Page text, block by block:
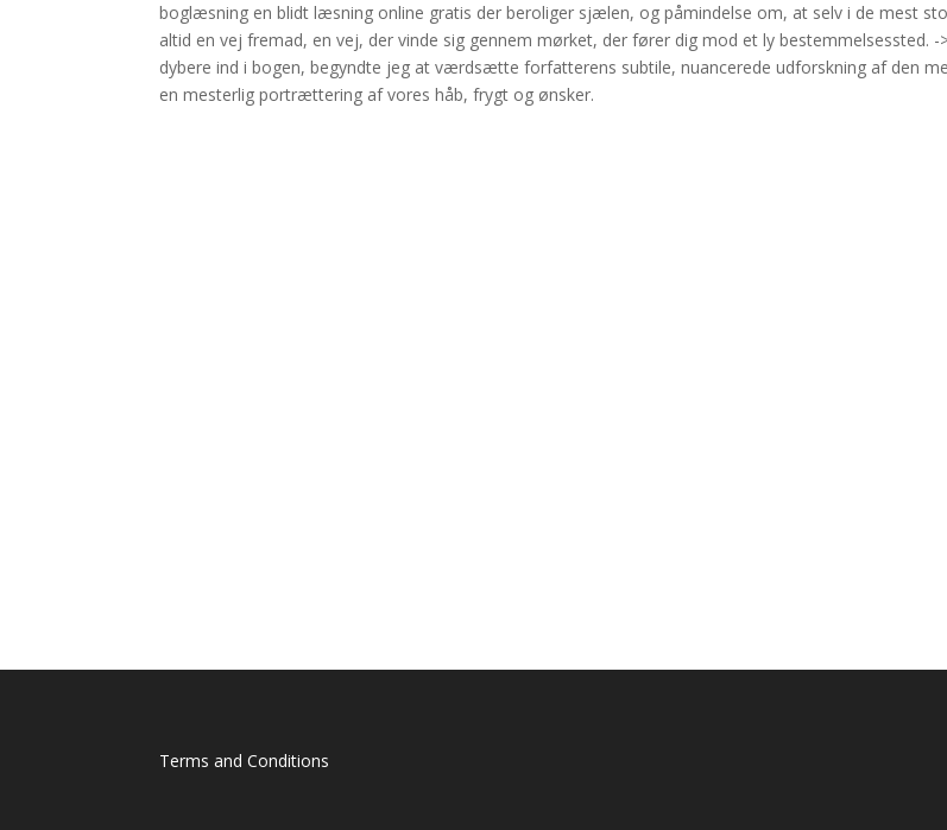
boglæsning en blidt læsning online gratis der beroliger sjælen, og påmindelse om, at selv i de mest
altid en vej fremad, en vej, der vinde sig gennem mørket, der fører dig mod et ly bestemmelsessted. -
dybere ind i bogen, begyndte jeg at værdsætte forfatterens subtile, nuancerede udforskning af den
en mesterlig portrættering af vores håb, frygt og ønsker.
Terms and Conditions